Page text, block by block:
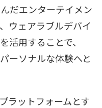
だエンターテイメン
ウェアラブルデバイ
活用することで、
ーソナルな体験へと
ラットフォームとす